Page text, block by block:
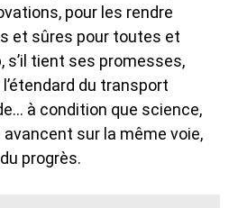
pour les rendre
et sûres pour toutes et
s’il tient ses promesses,
du transport
à condition que science,
sur la même voie,
progrès.